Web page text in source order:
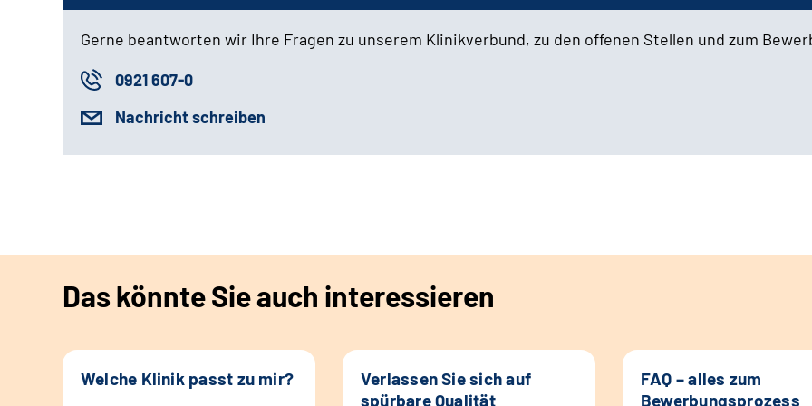
Gerne beantworten wir Ihre Fragen zu unserem Klinikverbund, zu den offenen Stellen und zum
0921 607-0
Nachricht schreiben
Das könnte Sie auch interessieren
Welche Klinik passt zu mir?
Verlassen Sie sich auf
spürbare Qualität
FAQ – alles zum
Bewerbungsprozess